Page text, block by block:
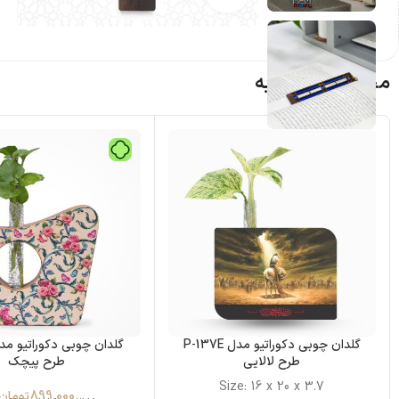
محصولات مشابه
گلدان چوبی دکوراتیو مدل P-137E
طرح لالایی
Size: 16 x 20 x 3.7
طرح پیچک